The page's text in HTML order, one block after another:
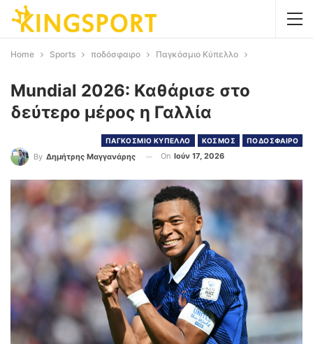
Home Sports ποδόσφαιρο Παγκόσμιο Κύπελλο
Mundial 2026: Καθάρισε στο
δεύτερο μέρος η Γαλλία
ΠΑΓΚΟΣΜΙΟ ΚΥΠΕΛΛΟ ΚΟΣΜΟΣ ΠΟΔΟΣΦΑΙΡΟ
By Δημήτρης Μαγγανάρης On Ιούν 17, 2026